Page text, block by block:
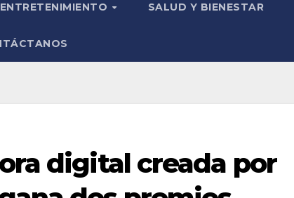
ENTRETENIMIENTO SALUD Y BIENESTAR
digital creada por